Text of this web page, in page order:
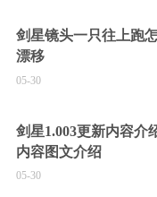
剑星镜头一只往上跑
漂移
05-30
剑星1.003更新内容介
内容图文介绍
05-30